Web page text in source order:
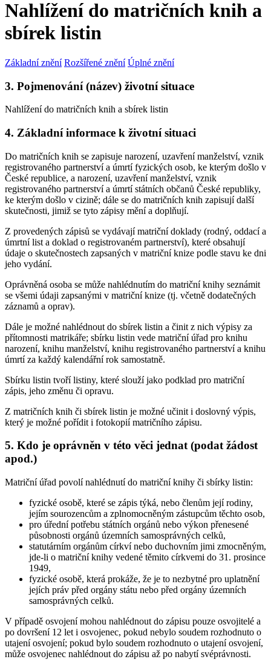
Nahlížení do matričních knih a
sbírek listin
Základní znění Rozšířené znění Úplné znění
3. Pojmenování (název) životní situace
Nahlížení do matričních knih a sbírek listin
4. Základní informace k životní situaci
Do matričních knih se zapisuje narození, uzavření manželství, vznik
registrovaného partnerství a úmrtí fyzických osob, ke kterým došlo v
České republice, a narození, uzavření manželství, vznik
registrovaného partnerství a úmrtí státních občanů České republiky,
ke kterým došlo v cizině; dále se do matričních knih zapisují další
skutečnosti, jimiž se tyto zápisy mění a doplňují.
Z provedených zápisů se vydávají matriční doklady (rodný, oddací a
úmrtní list a doklad o registrovaném partnerství), které obsahují
údaje o skutečnostech zapsaných v matriční knize podle stavu ke dni
jeho vydání.
Oprávněná osoba se může nahlédnutím do matriční knihy seznámit
se všemi údaji zapsanými v matriční knize (tj. včetně dodatečných
záznamů a oprav).
Dále je možné nahlédnout do sbírek listin a činit z nich výpisy za
přítomnosti matrikáře; sbírku listin vede matriční úřad pro knihu
narození, knihu manželství, knihu registrovaného partnerství a knihu
úmrtí za každý kalendářní rok samostatně.
Sbírku listin tvoří listiny, které slouží jako podklad pro matriční
zápis, jeho změnu či opravu.
Z matričních knih či sbírek listin je možné učinit i doslovný výpis,
který je možné pořídit i fotokopií matričního zápisu.
5. Kdo je oprávněn v této věci jednat (podat žádost
apod.)
Matriční úřad povolí nahlédnutí do matriční knihy či sbírky listin:
fyzické osobě, které se zápis týká, nebo členům její rodiny,
jejím sourozencům a zplnomocněným zástupcům těchto osob,
pro úřední potřebu státních orgánů nebo výkon přenesené
působnosti orgánů územních samosprávných celků,
statutárním orgánům církví nebo duchovním jimi zmocněným,
jde-li o matriční knihy vedené těmito církvemi do 31. prosince
1949,
fyzické osobě, která prokáže, že je to nezbytné pro uplatnění
jejích práv před orgány státu nebo před orgány územních
samosprávných celků.
V případě osvojení mohou nahlédnout do zápisu pouze osvojitelé a
po dovršení 12 let i osvojenec, pokud nebylo soudem rozhodnuto o
utajení osvojení; pokud bylo soudem rozhodnuto o utajení osvojení,
může osvojenec nahlédnout do zápisu až po nabytí svéprávnosti.